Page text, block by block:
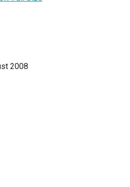
2008